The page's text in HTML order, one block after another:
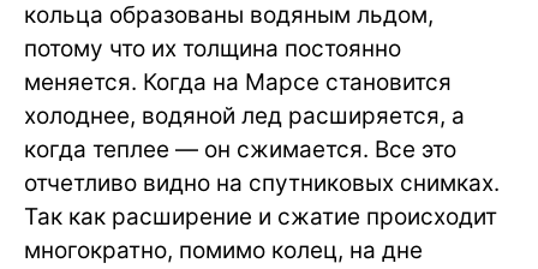
кольца образованы водяным льдом,
потому что их толщина постоянно
меняется. Когда на Марсе становится
холоднее, водяной лед расширяется, а
когда теплее — он сжимается. Все это
отчетливо видно на спутниковых снимках.
Так как расширение и сжатие происходит
многократно, помимо колец, на дне